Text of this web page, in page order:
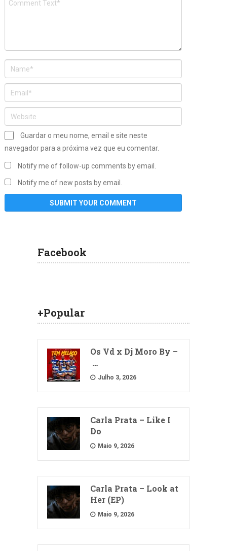
Guardar o meu nome, email e site neste
navegador para a próxima vez que eu comentar.
Notify me of follow-up comments by email.
Notify me of new posts by email.
Facebook
+Popular
Os Vd x Dj Moro By –
…
Julho 3, 2026
Carla Prata – Like I
Do
Maio 9, 2026
Carla Prata – Look at
Her (EP)
Maio 9, 2026